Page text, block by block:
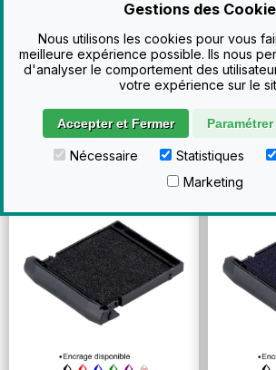
,00€ TTC Voir
6,00€ TTC
Poche
Encreur
Gestions des
Nous utilisons les cookies pour vous
meilleure expérience possible. Ils nous
d'analyser le comportement des
votre expérience sur le
Accepter et Fermer
Nécessaire Statistiques
Marketing